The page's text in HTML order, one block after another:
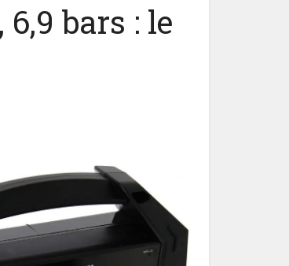
bars : le